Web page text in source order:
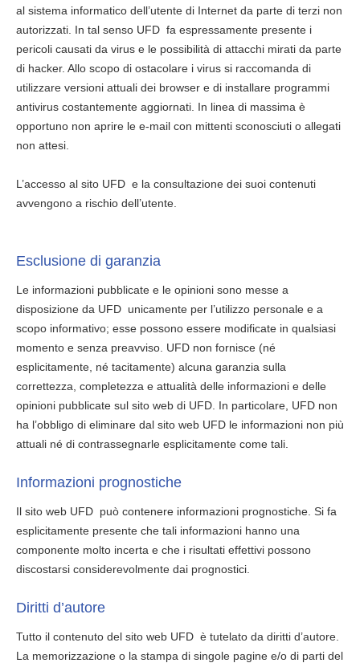
al sistema informatico dell’utente di Internet da parte di terzi non
autorizzati. In tal senso UFD fa espressamente presente i
pericoli causati da virus e le possibilità di attacchi mirati da parte
di hacker. Allo scopo di ostacolare i virus si raccomanda di
utilizzare versioni attuali dei browser e di installare programmi
antivirus costantemente aggiornati. In linea di massima è
opportuno non aprire le e-mail con mittenti sconosciuti o allegati
non attesi.
L’accesso al sito UFD e la consultazione dei suoi contenuti
avvengono a rischio dell’utente.
Esclusione di garanzia
Le informazioni pubblicate e le opinioni sono messe a
disposizione da UFD unicamente per l’utilizzo personale e a
scopo informativo; esse possono essere modificate in qualsiasi
momento e senza preavviso. UFD non fornisce (né
esplicitamente, né tacitamente) alcuna garanzia sulla
correttezza, completezza e attualità delle informazioni e delle
opinioni pubblicate sul sito web di UFD. In particolare, UFD non
ha l’obbligo di eliminare dal sito web UFD le informazioni non più
attuali né di contrassegnarle esplicitamente come tali.
Informazioni prognostiche
Il sito web UFD può contenere informazioni prognostiche. Si fa
esplicitamente presente che tali informazioni hanno una
componente molto incerta e che i risultati effettivi possono
discostarsi considerevolmente dai prognostici.
Diritti d’autore
Tutto il contenuto del sito web UFD è tutelato da diritti d’autore.
La memorizzazione o la stampa di singole pagine e/o di parti del